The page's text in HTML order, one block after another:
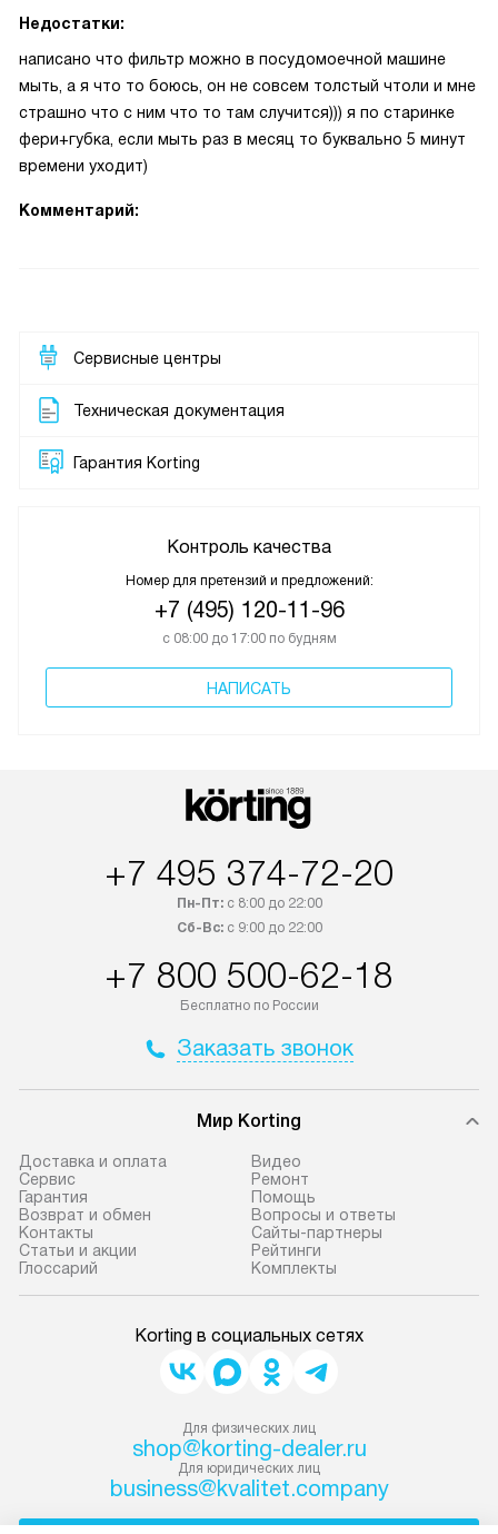
Недостатки:
написано что фильтр можно в посудомоечной машине
мыть, а я что то боюсь, он не совсем толстый чтоли и мне
страшно что с ним что то там случится))) я по старинке
фери+губка, если мыть раз в месяц то буквально 5 минут
времени уходит)
Комментарий:
Сервисные центры
Техническая документация
Гарантия Korting
Контроль качества
Номер для претензий и предложений:
+7 (495) 120-11-96
с 08:00 до 17:00 по будням
НАПИСАТЬ
+7 495 374-72-20
Пн-Пт:с 8:00 до 22:00
Сб-Вс:с 9:00 до 22:00
+7 800 500-62-18
Бесплатно по России
Заказать звонок
Мир Korting
Доставка и оплата
Сервис
Гарантия
Возврат и обмен
Контакты
Статьи и акции
Глоссарий
Видео
Ремонт
Помощь
Вопросы и ответы
Сайты-партнеры
Рейтинги
Комплекты
Korting в социальных сетях
Для физических лиц
shop@korting-dealer.ru
Для юридических лиц
business@kvalitet.company